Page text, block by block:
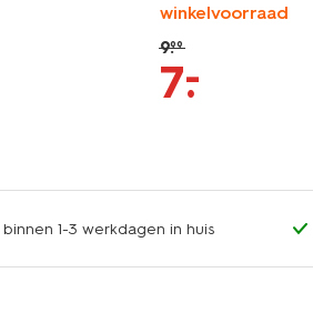
winkelvoorraad
9.99
7.
–
1-3 werkdagen in huis